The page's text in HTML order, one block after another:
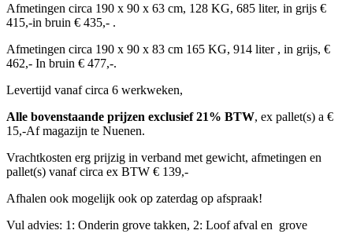
Afmetingen circa 190 x 90 x 63 cm, 128 KG, 685 liter, in grijs €
415,-in bruin € 435,- .
Afmetingen circa 190 x 90 x 83 cm 165 KG, 914 liter , in grijs, €
462,- In bruin € 477,-.
Levertijd vanaf circa 6 werkweken,
Alle bovenstaande prijzen exclusief 21% BTW, ex pallet(s) a €
15,-Af magazijn te Nuenen.
Vrachtkosten erg prijzig in verband met gewicht, afmetingen en
pallet(s) vanaf circa ex BTW € 139,-
Afhalen ook mogelijk ook op zaterdag op afspraak!
Vul advies: 1: Onderin grove takken, 2: Loof afval en grove